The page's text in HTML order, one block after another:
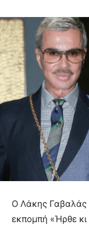
Ο Λάκης Γαβαλάς
εκπομπή «Ήρθε κι